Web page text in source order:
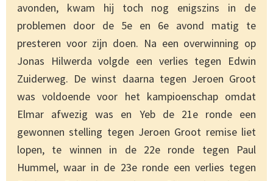
avonden, kwam hij toch nog enigszins in de
problemen door de 5e en 6e avond matig te
presteren voor zijn doen. Na een overwinning op
Jonas Hilwerda volgde een verlies tegen Edwin
Zuiderweg. De winst daarna tegen Jeroen Groot
was voldoende voor het kampioenschap omdat
Elmar afwezig was en Yeb de 21e ronde een
gewonnen stelling tegen Jeroen Groot remise liet
lopen, te winnen in de 22e ronde tegen Paul
Hummel, waar in de 23e ronde een verlies tegen